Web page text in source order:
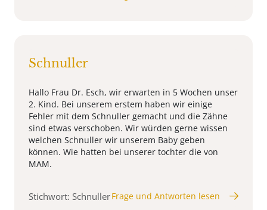
Schnuller
Hallo Frau Dr. Esch, wir erwarten in 5 Wochen unser
2. Kind. Bei unserem erstem haben wir einige
Fehler mit dem Schnuller gemacht und die Zähne
sind etwas verschoben. Wir würden gerne wissen
welchen Schnuller wir unserem Baby geben
können. Wie hatten bei unserer tochter die von
MAM.
Stichwort: SchnullerFrage und Antworten lesen